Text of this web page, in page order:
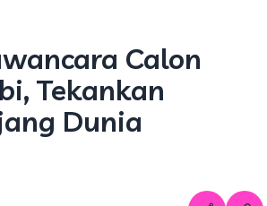
Calon
Tekankan
Dunia